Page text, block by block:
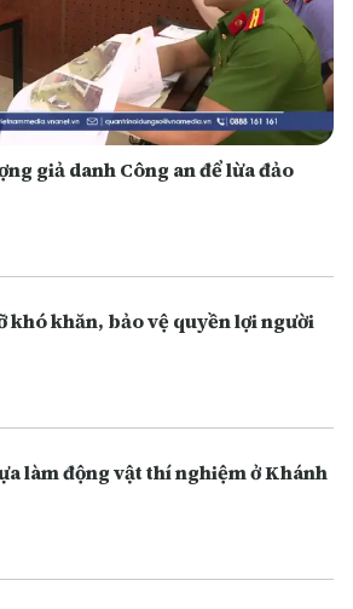
giả danh Công an để lừa đảo
khó khăn, bảo vệ quyền lợi người
làm động vật thí nghiệm ở Khánh